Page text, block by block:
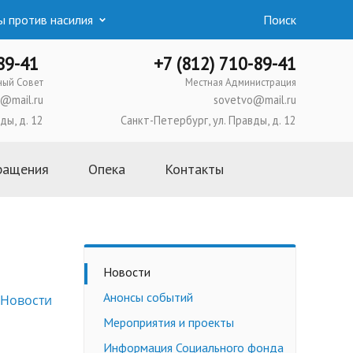
против насилия Поиск
41
Совет
+7 (812) 710-89-41
Местная Администрация
sovetvo@mail.ru
д. 12
Санкт-Петербург, ул. Правды, д. 12
Опека
Школа приемных родителей
Усыновление
Трудоустройство
несовершеннолетних
Контакты
Новости
Новости
Анонсы событий
Мероприятия и проекты
Информация Социального фонда